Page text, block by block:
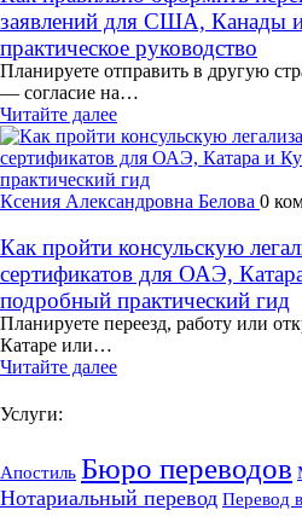
заявлений для США, Канады
практическое руководство
Планируете отправить в другую
— согласие на…
Читайте далее
Ксения Александровна Белова 0
Как пройти консульскую
сертификатов для ОАЭ,
подробный практический гид
Планируете переезд, работу или
Катаре или…
Читайте далее
Услуги:
Апостиль Бюро переводов
Нотариальный перевод Перевод